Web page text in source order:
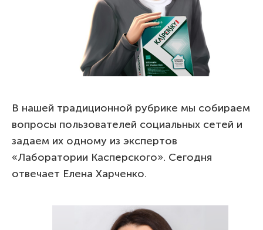
В нашей традиционной рубрике мы собираем
вопросы пользователей социальных сетей и
задаем их одному из экспертов
«Лаборатории Касперского». Сегодня
отвечает Елена Харченко.